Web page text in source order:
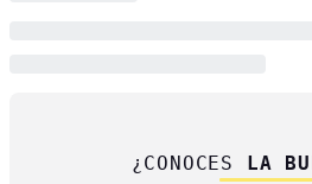
¿CONOCES LA